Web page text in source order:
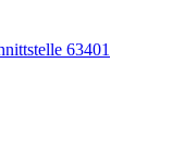
63401